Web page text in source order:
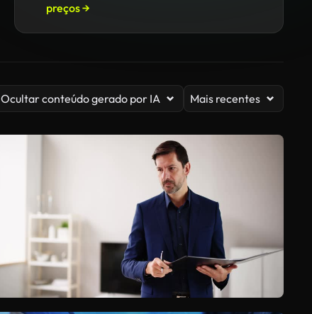
preços →
Ocultar conteúdo gerado por IA Mais recentes